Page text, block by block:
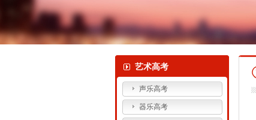
艺术高考
声乐高考
器乐高考